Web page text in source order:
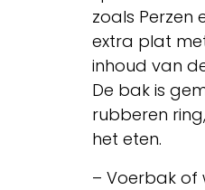
zoals Perzen
extra plat
inhoud van
De bak is
rubberen
het eten.
– Voerbak